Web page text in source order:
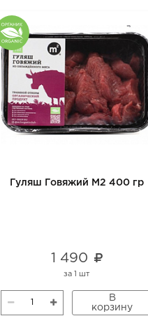
Гуляш Говяжий М2 400 гр
1 490
за 1 шт
В
корзину